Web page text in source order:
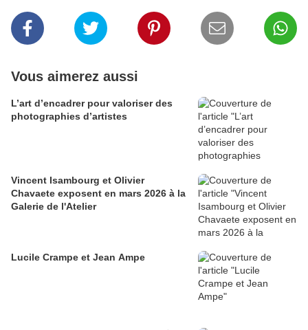
Vous aimerez aussi
L’art d’encadrer pour valoriser des
photographies d’artistes
Vincent Isambourg et Olivier
Chavaete exposent en mars 2026 à la
Galerie de l'Atelier
Lucile Crampe et Jean Ampe